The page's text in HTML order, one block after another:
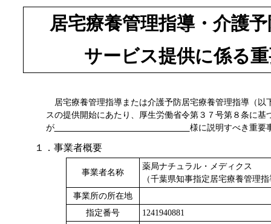
居宅療養管理指導・介護
サービス提供に係る
居宅療養管理指導または介護予防居宅療養管理指導（以
スの提供開始にあたり、厚生労働省令第３７号第８条に基
が
様に説明すべき重要
１．事業者概要
事業者名称
薬局ナチュラル・メディクス
（千葉県知事指定居宅療養管理
事業所の所在地
指定番号
1241940881